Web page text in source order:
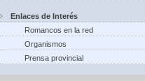
Enlaces de Interés
Romancos en la red
Organismos
Prensa provincial